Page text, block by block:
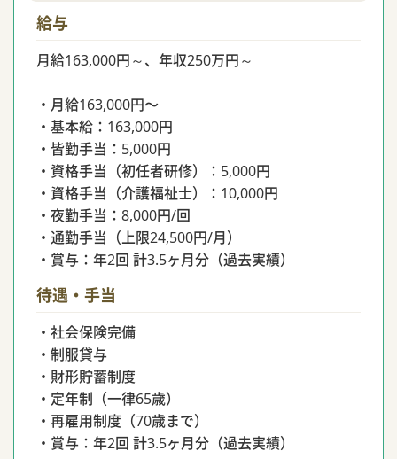
給与
月給163,000円～、年収250万円～
・月給163,000円〜
・基本給：163,000円
・皆勤手当：5,000円
・資格手当（初任者研修）：5,000円
・資格手当（介護福祉士）：10,000円
・夜勤手当：8,000円/回
・通勤手当（上限24,500円/月）
・賞与：年2回 計3.5ヶ月分（過去実績）
待遇・手当
・社会保険完備
・制服貸与
・財形貯蓄制度
・定年制（一律65歳）
・再雇用制度（70歳まで）
・賞与：年2回 計3.5ヶ月分（過去実績）